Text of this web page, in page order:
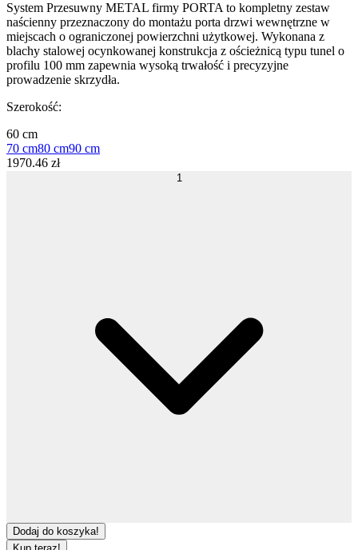
System Przesuwny METAL firmy PORTA to kompletny zestaw
naścienny przeznaczony do montażu porta drzwi wewnętrzne w
miejscach o ograniczonej powierzchni użytkowej. Wykonana z
blachy stalowej ocynkowanej konstrukcja z ościeżnicą typu tunel o
profilu 100 mm zapewnia wysoką trwałość i precyzyjne
prowadzenie skrzydła.
Szerokość:
60 cm
70 cm80 cm90 cm
1970.46 zł
1
Dodaj do koszyka!